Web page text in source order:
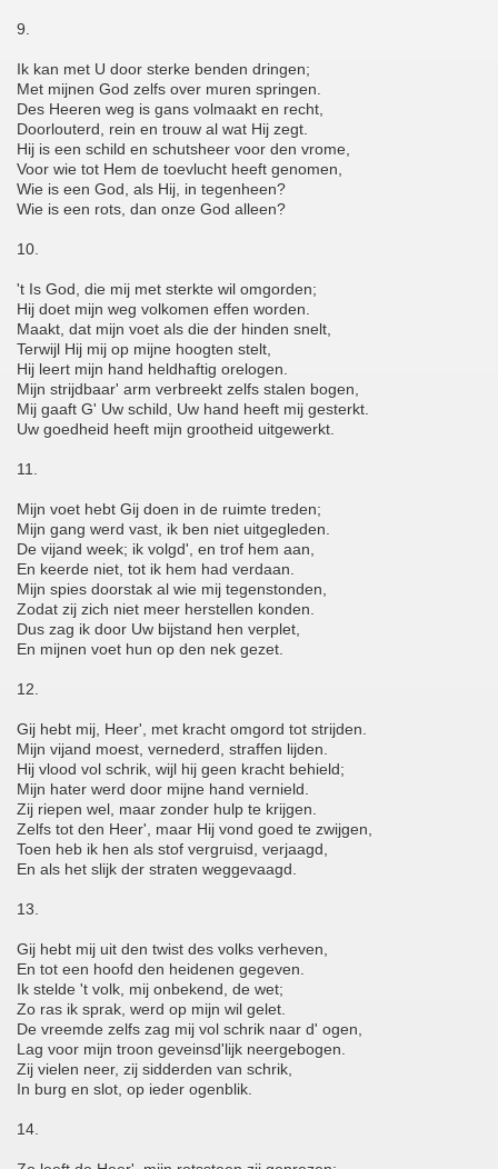
9.
Ik kan met U door sterke benden dringen;
Met mijnen God zelfs over muren springen.
Des Heeren weg is gans volmaakt en recht,
Doorlouterd, rein en trouw al wat Hij zegt.
Hij is een schild en schutsheer voor den vrome,
Voor wie tot Hem de toevlucht heeft genomen,
Wie is een God, als Hij, in tegenheen?
Wie is een rots, dan onze God alleen?
10.
't Is God, die mij met sterkte wil omgorden;
Hij doet mijn weg volkomen effen worden.
Maakt, dat mijn voet als die der hinden snelt,
Terwijl Hij mij op mijne hoogten stelt,
Hij leert mijn hand heldhaftig orelogen.
Mijn strijdbaar' arm verbreekt zelfs stalen bogen,
Mij gaaft G' Uw schild, Uw hand heeft mij gesterkt.
Uw goedheid heeft mijn grootheid uitgewerkt.
11.
Mijn voet hebt Gij doen in de ruimte treden;
Mijn gang werd vast, ik ben niet uitgegleden.
De vijand week; ik volgd', en trof hem aan,
En keerde niet, tot ik hem had verdaan.
Mijn spies doorstak al wie mij tegenstonden,
Zodat zij zich niet meer herstellen konden.
Dus zag ik door Uw bijstand hen verplet,
En mijnen voet hun op den nek gezet.
12.
Gij hebt mij, Heer', met kracht omgord tot strijden.
Mijn vijand moest, vernederd, straffen lijden.
Hij vlood vol schrik, wijl hij geen kracht behield;
Mijn hater werd door mijne hand vernield.
Zij riepen wel, maar zonder hulp te krijgen.
Zelfs tot den Heer', maar Hij vond goed te zwijgen,
Toen heb ik hen als stof vergruisd, verjaagd,
En als het slijk der straten weggevaagd.
13.
Gij hebt mij uit den twist des volks verheven,
En tot een hoofd den heidenen gegeven.
Ik stelde 't volk, mij onbekend, de wet;
Zo ras ik sprak, werd op mijn wil gelet.
De vreemde zelfs zag mij vol schrik naar d' ogen,
Lag voor mijn troon geveinsd'lijk neergebogen.
Zij vielen neer, zij sidderden van schrik,
In burg en slot, op ieder ogenblik.
14.